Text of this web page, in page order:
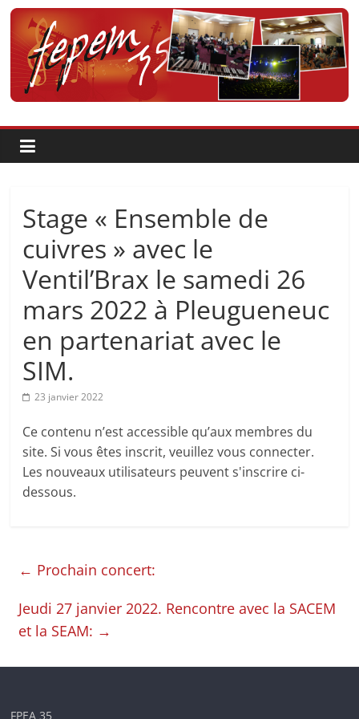
Passer
contenu
Fédération
pour
la
Pratique
et
l'Enseignement
Artistique
en
Ille-
et-
Stage « Ensemble de
cuivres » avec le
Ventil’Brax le samedi 26
mars 2022 à Pleugueneuc
en partenariat avec le
SIM.
23 janvier 2022
Ce contenu n’est accessible qu’aux membres du
site. Si vous êtes inscrit, veuillez vous connecter.
Les nouveaux utilisateurs peuvent s'inscrire ci-
dessous.
← Prochain concert:
Jeudi 27 janvier 2022. Rencontre avec la SACEM
et la SEAM: →
FPEA 35